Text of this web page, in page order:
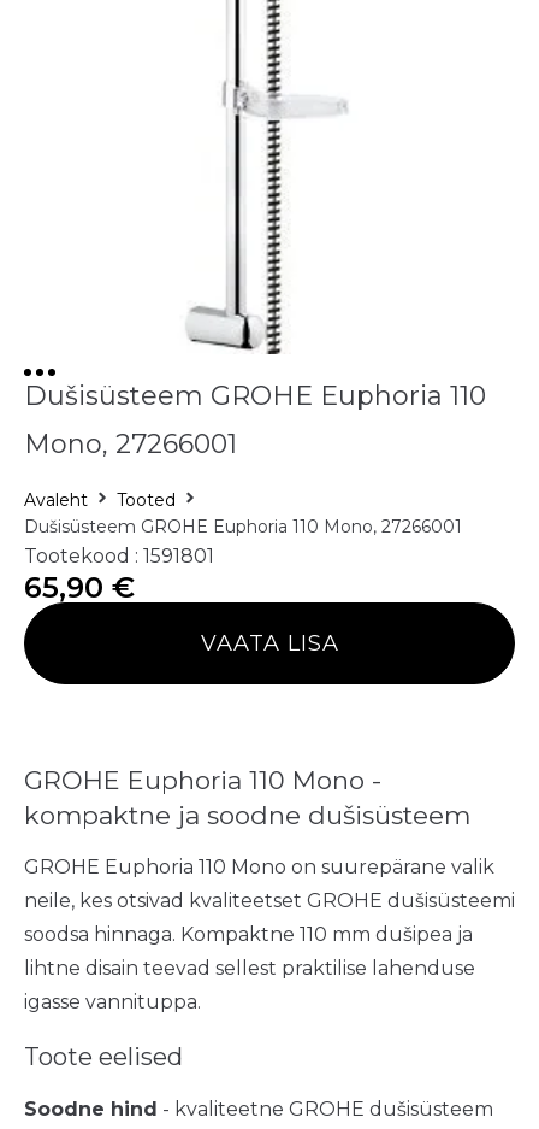
Dušisüsteem GROHE Euphoria 110
Mono, 27266001
Avaleht
Tooted
Dušisüsteem GROHE Euphoria 110 Mono, 27266001
Tootekood : 1591801
65,90 €
VAATA LISA
GROHE Euphoria 110 Mono -
kompaktne ja soodne dušisüsteem
GROHE Euphoria 110 Mono on suurepärane valik
neile, kes otsivad kvaliteetset GROHE dušisüsteemi
soodsa hinnaga. Kompaktne 110 mm dušipea ja
lihtne disain teevad sellest praktilise lahenduse
igasse vannituppa.
Toote eelised
Soodne hind - kvaliteetne GROHE dušisüsteem